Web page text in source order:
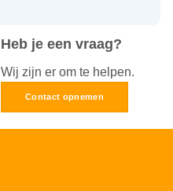
Heb je een vraag?
Wij zijn er om te helpen.
Contact opnemen